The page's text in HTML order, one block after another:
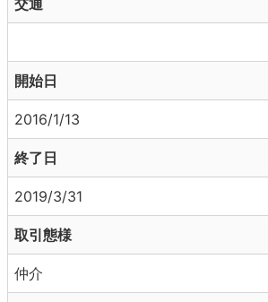
交通
開始日
2016/1/13
終了日
2019/3/31
取引態様
仲介